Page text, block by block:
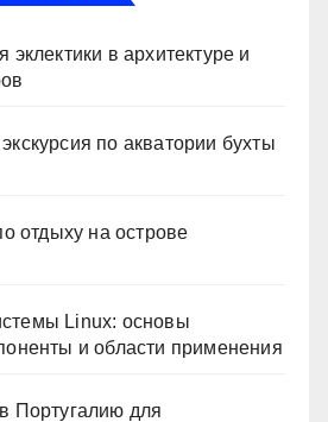
эклектики в архитектуре и
по акватории бухты
отдыху на острове
Linux: основы
и области применения
Португалию для